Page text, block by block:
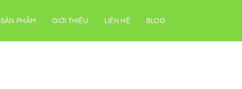
SẢN PHẨM GIỚI THIỆU LIÊN HỆ BLOG